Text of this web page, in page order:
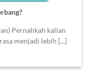
Pernahkah kalian
menjadi lebih [...]